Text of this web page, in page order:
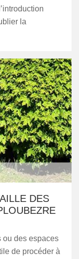
la
DES
ou des espaces
de procéder à